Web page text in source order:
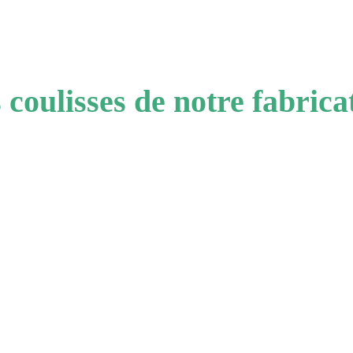
coulisses de notre